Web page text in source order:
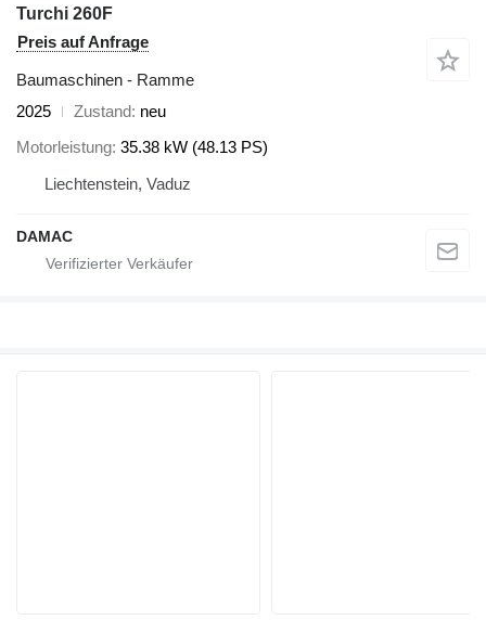
Turchi 260F
Preis auf Anfrage
Baumaschinen - Ramme
2025
Zustand neu
Motorleistung 35.38 kW (48.13 PS)
Liechtenstein, Vaduz
DAMAC